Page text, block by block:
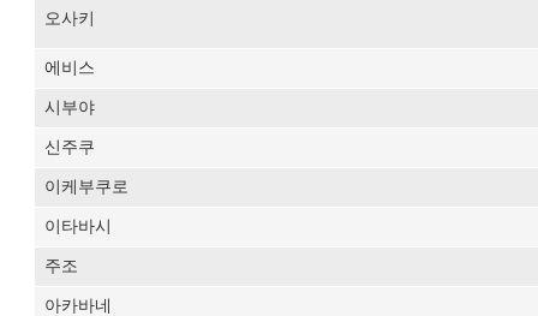
오사키
에비스
시부야
신주쿠
이케부쿠로
이타바시
주조
아카바네